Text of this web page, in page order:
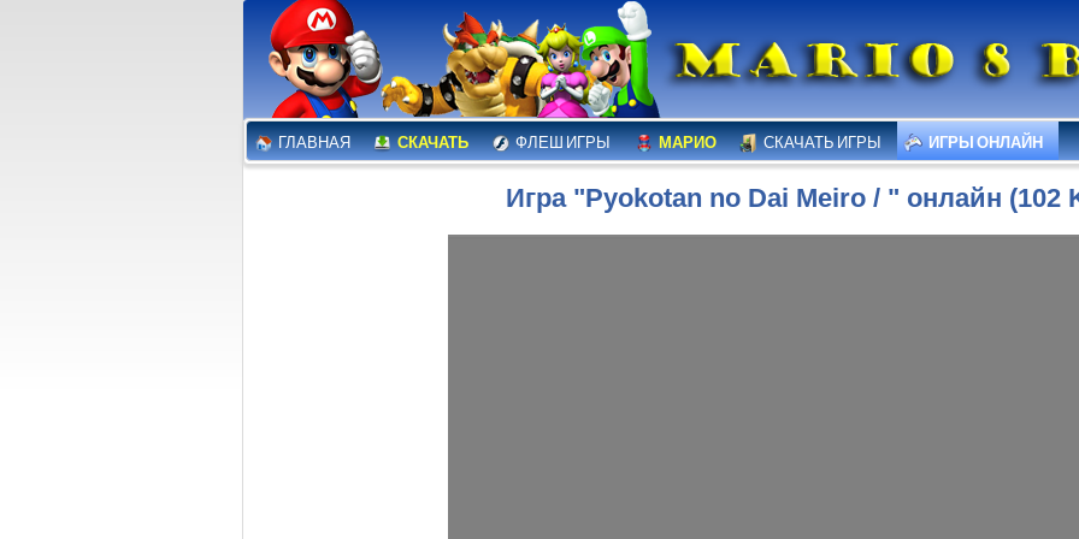
ГЛАВНАЯ СКАЧАТЬ ФЛЕШ ИГРЫ МАРИО СКАЧАТЬ ИГРЫ ИГРЫ ОНЛАЙН
Игра "Pyokotan no Dai Meiro / " онлайн (102